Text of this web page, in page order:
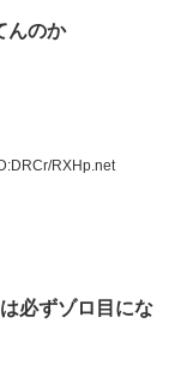
んのか
RXHp.net
必ずゾロ目にな